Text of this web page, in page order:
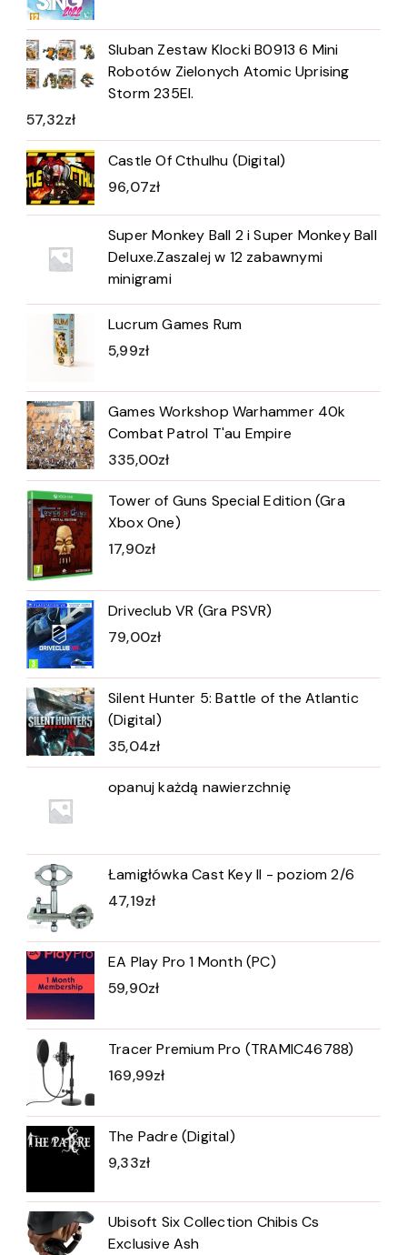
Sluban Zestaw Klocki B0913 6 Mini
Robotów Zielonych Atomic Uprising
Storm 235El.
57,32zł
Castle Of Cthulhu (Digital)
96,07zł
Super Monkey Ball 2 i Super Monkey Ball
Deluxe.Zaszalej w 12 zabawnymi
minigrami
Lucrum Games Rum
5,99zł
Games Workshop Warhammer 40k
Combat Patrol T'au Empire
335,00zł
Tower of Guns Special Edition (Gra
Xbox One)
17,90zł
Driveclub VR (Gra PSVR)
79,00zł
Silent Hunter 5: Battle of the Atlantic
(Digital)
35,04zł
opanuj każdą nawierzchnię
Łamigłówka Cast Key II - poziom 2/6
47,19zł
EA Play Pro 1 Month (PC)
59,90zł
Tracer Premium Pro (TRAMIC46788)
169,99zł
The Padre (Digital)
9,33zł
Ubisoft Six Collection Chibis Cs
Exclusive Ash